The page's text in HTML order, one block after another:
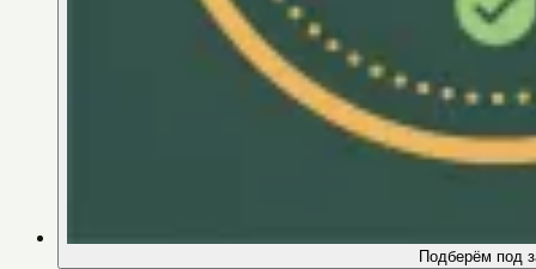
Подберём под